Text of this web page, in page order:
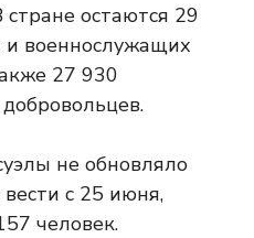
остаются 29
военнослужащих
27 930
не обновляло
с 25 июня,
человек.